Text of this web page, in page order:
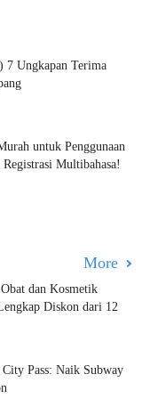
untuk Penggunaan
Registrasi Multibahasa!
More
dan Kosmetik
Diskon dari 12
Pass: Naik Subway